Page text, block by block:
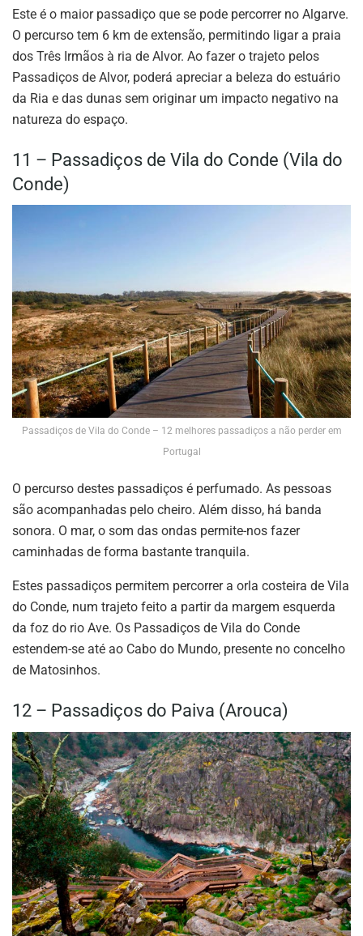
Este é o maior passadiço que se pode percorrer no Algarve.
O percurso tem 6 km de extensão, permitindo ligar a praia
dos Três Irmãos à ria de Alvor. Ao fazer o trajeto pelos
Passadiços de Alvor, poderá apreciar a beleza do estuário
da Ria e das dunas sem originar um impacto negativo na
natureza do espaço.
11 – Passadiços de Vila do Conde (Vila do
Conde)
Passadiços de Vila do Conde – 12 melhores passadiços a não perder em
Portugal
O percurso destes passadiços é perfumado. As pessoas
são acompanhadas pelo cheiro. Além disso, há banda
sonora. O mar, o som das ondas permite-nos fazer
caminhadas de forma bastante tranquila.
Estes passadiços permitem percorrer a orla costeira de Vila
do Conde, num trajeto feito a partir da margem esquerda
da foz do rio Ave. Os Passadiços de Vila do Conde
estendem-se até ao Cabo do Mundo, presente no concelho
de Matosinhos.
12 – Passadiços do Paiva (Arouca)